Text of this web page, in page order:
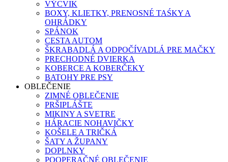
VÝCVIK
BOXY, KLIETKY, PRENOSNÉ TAŚKY A
OHRÁDKY
SPÁNOK
CESTA AUTOM
ŠKRABADLÁ A ODPOČÍVADLÁ PRE MAČKY
PRECHODNÉ DVIERKA
KOBERCE A KOBERČEKY
BATOHY PRE PSY
OBLEČENIE
ZIMNÉ OBLEČENIE
PRŠIPLÁŠTE
MIKINY A SVETRE
HÁRACIE NOHAVIČKY
KOŠELE A TRIČKÁ
ŠATY A ŽUPANY
DOPLNKY
POOPERAČNÉ OBLEČENIE